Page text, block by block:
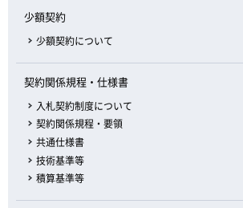
少額契約
少額契約について
契約関係規程・仕様書
入札契約制度について
契約関係規程・要領
共通仕様書
技術基準等
積算基準等